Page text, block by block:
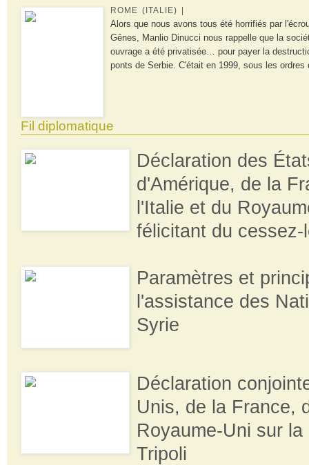
ROME (ITALIE) |
Alors que nous avons tous été horrifiés par
Gênes, Manlio Dinucci nous rappelle que la
ouvrage a été privatisée… pour payer la
ponts de Serbie. C'était en 1999, sous les ordres
Fil diplomatique
Déclaration des
d'Amérique, de la
l'Italie et du
félicitant du cessez-
Paramètres et
l'assistance des
Syrie
Déclaration
Unis, de la France,
Royaume-Uni sur
Tripoli